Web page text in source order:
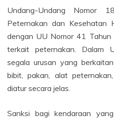
Undang-Undang Nomor
Peternakan dan Kesehatan
dengan UU Nomor 41
terkait peternakan. Dalam
segala urusan yang
bibit, pakan, alat
diatur secara jelas.
Sanksi bagi kendaraan